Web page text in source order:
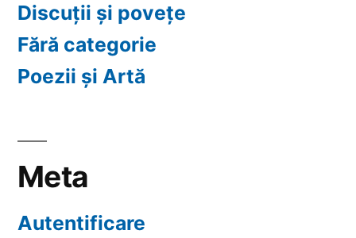
Discuții și povețe
Fără categorie
Poezii și Artă
Meta
Autentificare